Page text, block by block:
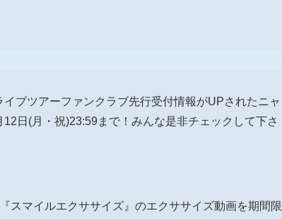
イブツアーファンクラブ先行受付情報がUPされたニャ
日(月・祝)23:59まで！みんな是非チェックして下さ
スマイルエクササイズ』のエクササイズ動画を期間限